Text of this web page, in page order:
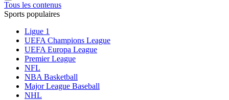
Tous les contenus
Sports populaires
Ligue 1
UEFA Champions League
UEFA Europa League
Premier League
NFL
NBA Basketball
Major League Baseball
NHL